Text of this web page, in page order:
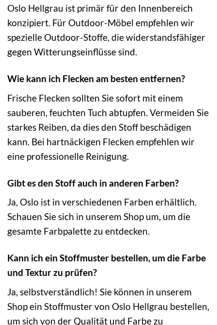
Oslo Hellgrau ist primär für den Innenbereich
konzipiert. Für Outdoor-Möbel empfehlen wir
spezielle Outdoor-Stoffe, die widerstandsfähiger
gegen Witterungseinflüsse sind.
Wie kann ich Flecken am besten entfernen?
Frische Flecken sollten Sie sofort mit einem
sauberen, feuchten Tuch abtupfen. Vermeiden Sie
starkes Reiben, da dies den Stoff beschädigen
kann. Bei hartnäckigen Flecken empfehlen wir
eine professionelle Reinigung.
Gibt es den Stoff auch in anderen Farben?
Ja, Oslo ist in verschiedenen Farben erhältlich.
Schauen Sie sich in unserem Shop um, um die
gesamte Farbpalette zu entdecken.
Kann ich ein Stoffmuster bestellen, um die Farbe
und Textur zu prüfen?
Ja, selbstverständlich! Sie können in unserem
Shop ein Stoffmuster von Oslo Hellgrau bestellen,
um sich von der Qualität und Farbe zu